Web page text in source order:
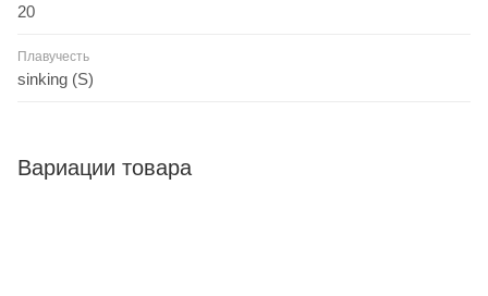
20
Плавучесть
sinking (S)
Вариации товара